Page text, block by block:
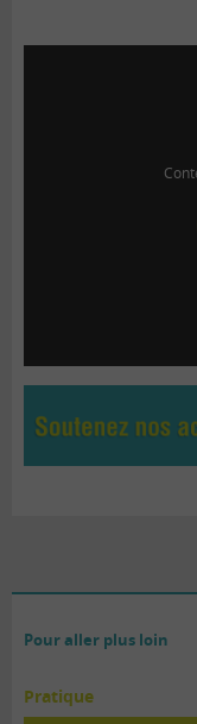
Pour aller plus loin
Pratique